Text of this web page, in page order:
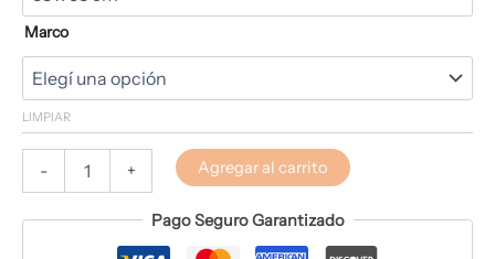
Marco
LIMPIAR
- + Agregar al carrito
Pago Seguro Garantizado